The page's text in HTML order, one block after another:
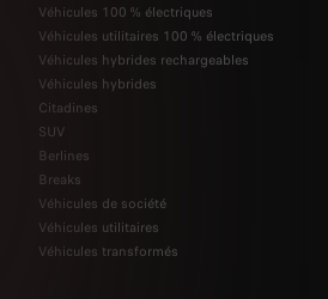
Véhicules 100 % électriques
Véhicules utilitaires 100 % électriques
Véhicules hybrides rechargeables
Véhicules hybrides
Citadines
SUV
Berlines
Breaks
Véhicules de société
Véhicules utilitaires
Véhicules transformés